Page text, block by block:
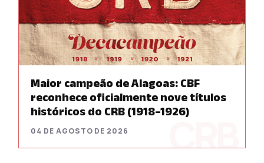
Maior campeão de Alagoas: CBF
reconhece oficialmente nove títulos
históricos do CRB (1918–1926)
04 DE AGOSTO DE 2026